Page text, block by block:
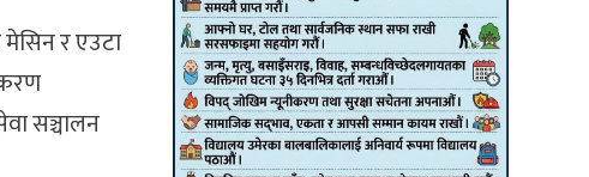
र एउटा
सञ्चालन